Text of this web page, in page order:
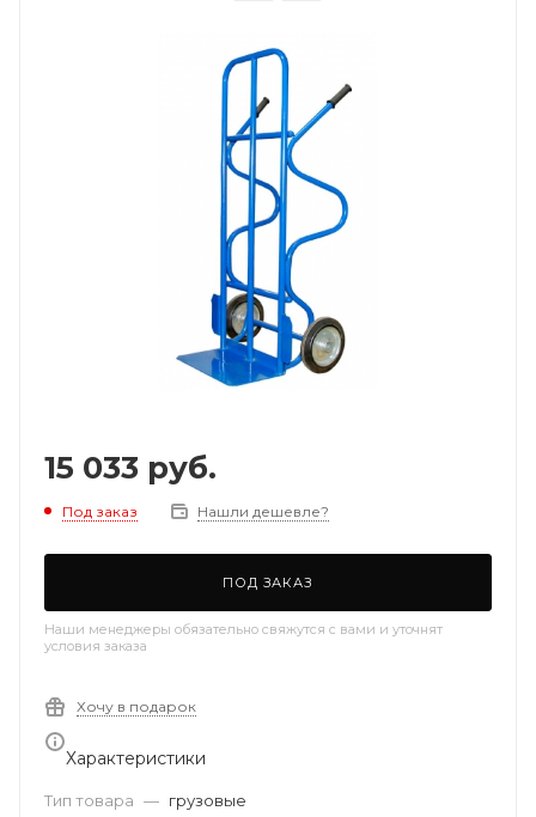
15 033 руб.
Под заказ Нашли дешевле?
ПОД ЗАКАЗ
Наши менеджеры обязательно свяжутся с вами и уточнят
условия заказа
Хочу в подарок
Характеристики
Тип товара — грузовые